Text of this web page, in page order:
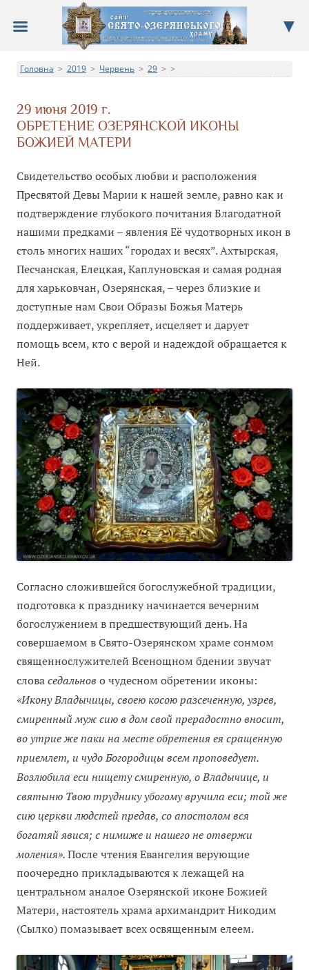
Сайт Свято-Озерянського храму
Про храм, новини, події, недільна школа, фотоальбом
Головна > 2019 > Червень > 29 > >
29 июня 2019 г.
ОБРЕТЕНИЕ ОЗЕРЯНСКОЙ ИКОНЫ
БОЖИЕЙ МАТЕРИ
Свидетельство особых любви и расположения
Пресвятой Девы Марии к нашей земле, равно как и
подтверждение глубокого почитания Благодатной
нашими предками – явления Её чудотворных икон в
столь многих наших “городах и весях”. Ахтырская,
Песчанская, Елецкая, Каплуновская и самая родная
для харьковчан, Озерянская, – через близкие и
доступные нам Свои Образы Божья Матерь
поддерживает, укрепляет, исцеляет и дарует
помощь всем, кто с верой и надеждой обращается к
Ней.
Согласно сложившейся богослужебной традиции,
подготовка к празднику начинается вечерним
богослужением в предшествующий день. На
совершаемом в Свято-Озерянском храме сонмом
священнослужителей Всенощном бдении звучат
словаседальнов о чудесном обретении иконы:
«Икону Владычицы, своею косою разсеченную, узрев,
смиренный муж сию в дом свой прерадостно вносит,
во утрие же паки на месте обретения ея сращенную
приемлет, и чудо Богородицы всем проповедует.
Возлюбила еси нищету смиренную, о Владычице, и
святыню Твою труднику убогому вручила еси; той же
сию церкви людстей предав, со апостолом вся
богатяй явися; с нимиже и нашего не отвержи
моления».После чтения Евангелия верующие
поочередно прикладываются к лежащей на
центральном аналое Озерянской иконе Божией
Матери, настоятель храма архимандрит Никодим
(Сылко) помазывает всех освященным елеем.